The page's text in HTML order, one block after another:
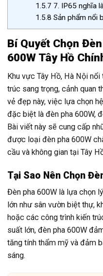
1.5.7 7. IP65 nghĩa
1.5.8 Sản phẩm nổi
Bí Quyết Chọn
600W Tây Hồ
Khu vực Tây Hồ, Hà Nội
trúc sang trọng, cảnh quan
vẻ đẹp này, việc lựa chọn
đặc biệt là đèn pha 600W,
Bài viết này sẽ cung cấp
được loại đèn pha 600W
cầu và không gian tại Tây
Tại Sao Nên Chọn
Đèn pha 600W là lựa chọn
lớn như sân vườn biệt thự,
hoặc các công trình kiến
suất lớn, đèn pha 600W
tăng tính thẩm mỹ và đảm
sáng.